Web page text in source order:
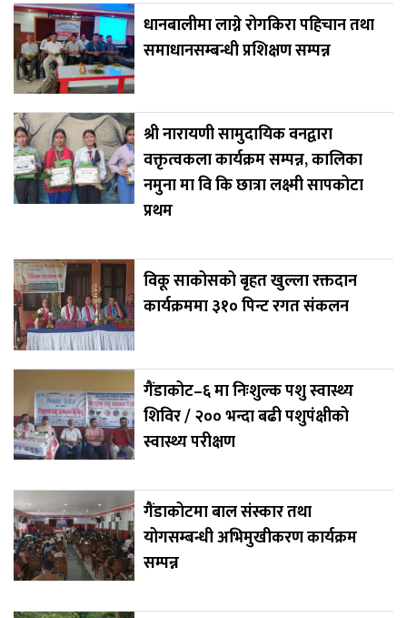
धानबालीमा लाग्ने रोगकिरा पहिचान तथा
समाधानसम्बन्धी प्रशिक्षण सम्पन्न
श्री नारायणी सामुदायिक वनद्वारा
वक्तृत्वकला कार्यक्रम सम्पन्न, कालिका
नमुना मा वि कि छात्रा लक्ष्मी सापकोटा
प्रथम
विकू साकोसको बृहत खुल्ला रक्तदान
कार्यक्रममा ३१० पिन्ट रगत संकलन
गैंडाकोट–६ मा निःशुल्क पशु स्वास्थ्य
शिविर / २०० भन्दा बढी पशुपंक्षीको
स्वास्थ्य परीक्षण
गैंडाकोटमा बाल संस्कार तथा
योगसम्बन्धी अभिमुखीकरण कार्यक्रम
सम्पन्न